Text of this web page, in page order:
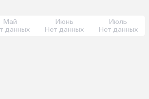
Май
данных
Июнь
Нет данных
Июль
Нет данных